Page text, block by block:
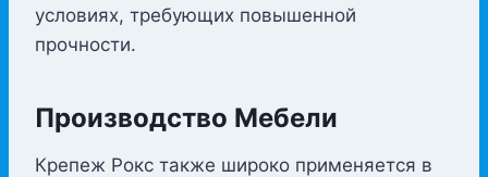
условиях, требующих повышенной
прочности.
Производство Мебели
Крепеж Рокс также широко применяется в